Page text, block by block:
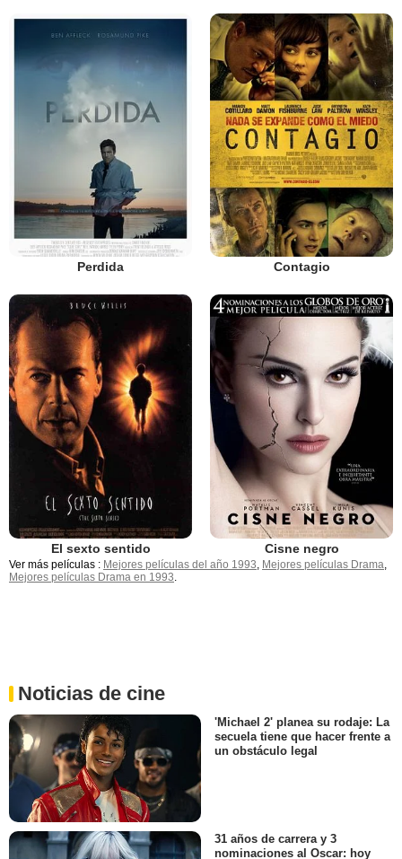
Perdida Contagio
El sexto sentido Cisne negro
Ver más películas : Mejores películas del año 1993, Mejores películas Drama,
Mejores películas Drama en 1993.
Noticias de cine
'Michael 2' planea su rodaje: La
secuela tiene que hacer frente a
un obstáculo legal
31 años de carrera y 3
nominaciones al Oscar: hoy